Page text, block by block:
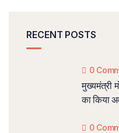
RECENT POSTS
0
मुख्यमंत्री
का किया
0